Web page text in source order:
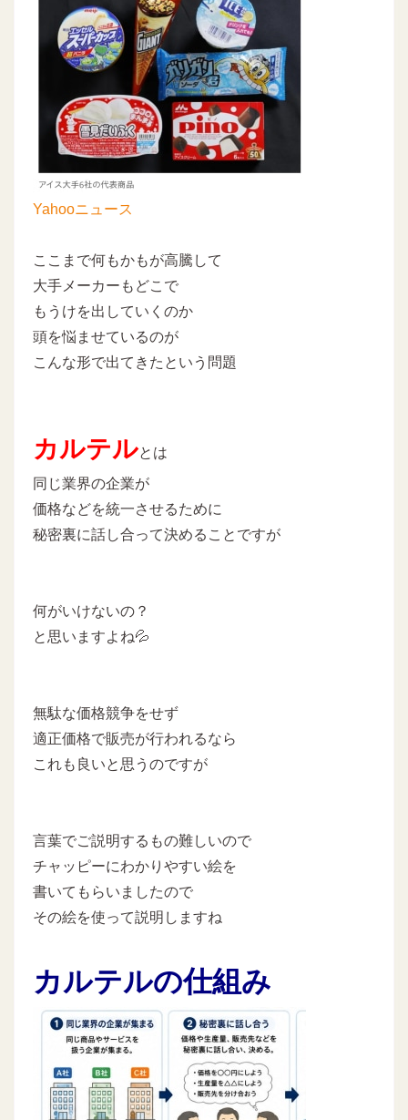
Yahooニュース
ここまで何もかもが高騰して
大手メーカーもどこで
もうけを出していくのか
頭を悩ませているのが
こんな形で出てきたという問題
カルテルとは
同じ業界の企業が
価格などを統一させるために
秘密裏に話し合って決めることですが
何がいけないの？
と思いますよね💦
無駄な価格競争をせず
適正価格で販売が行われるなら
これも良いと思うのですが
言葉でご説明するもの難しいので
チャッピーにわかりやすい絵を
書いてもらいましたので
その絵を使って説明しますね
カルテルの仕組み